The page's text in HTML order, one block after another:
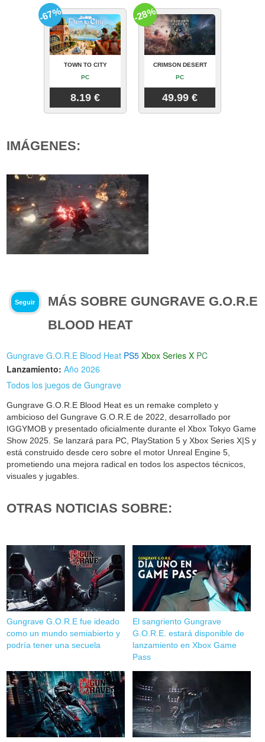
TOWN TO CITY
PC
8.19 €
-67%
CRIMSON DESERT
PC
49.99 €
-28%
IMÁGENES:
Seguir
MÁS SOBRE GUNGRAVE G.O.R.E
BLOOD HEAT
Gungrave G.O.R.E Blood Heat PS5 Xbox Series X PC
Lanzamiento: Año 2026
Todos los juegos de Gungrave
Gungrave G.O.R.E Blood Heat es un remake completo y
ambicioso del Gungrave G.O.R.E de 2022, desarrollado por
IGGYMOB y presentado oficialmente durante el Xbox Tokyo Game
Show 2025. Se lanzará para PC, PlayStation 5 y Xbox Series X|S y
está construido desde cero sobre el motor Unreal Engine 5,
prometiendo una mejora radical en todos los aspectos técnicos,
visuales y jugables.
OTRAS NOTICIAS SOBRE:
Gungrave G.O.R.E fue ideado
como un mundo semiabierto y
podría tener una secuela
El sangriento Gungrave
G.O.R.E. estará disponible de
lanzamiento en Xbox Game
Pass